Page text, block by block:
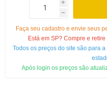
i
h
Faça seu cadastro e envie seus
Está em SP? Compre e
Todos os preços do site são para
Após login os preços são